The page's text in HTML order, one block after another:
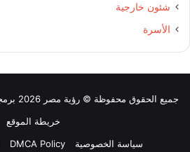
شئون خارجية
الأسرة
جميع الحقوق محفوظة © رؤية مصر 2026 برمجة وتصميم عرب فور هوست |
خريطة الموقع
سياسة الخصوصية
DMCA Policy